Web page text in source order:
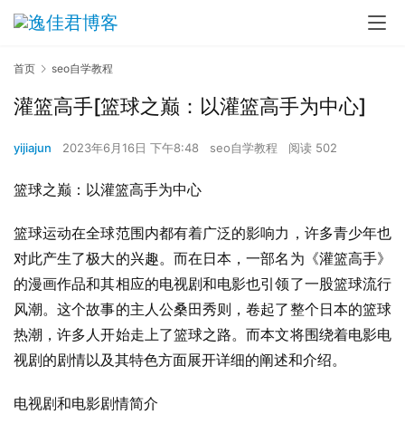
首页 seo自学教程
灌篮高手[篮球之巅：以灌篮高手为中心]
yijiajun 2023年6月16日 下午8:48 seo自学教程 阅读 502
篮球之巅：以灌篮高手为中心
篮球运动在全球范围内都有着广泛的影响力，许多青少年也
对此产生了极大的兴趣。而在日本，一部名为《灌篮高手》
的漫画作品和其相应的电视剧和电影也引领了一股篮球流行
风潮。这个故事的主人公桑田秀则，卷起了整个日本的篮球
热潮，许多人开始走上了篮球之路。而本文将围绕着电影电
视剧的剧情以及其特色方面展开详细的阐述和介绍。
电视剧和电影剧情简介